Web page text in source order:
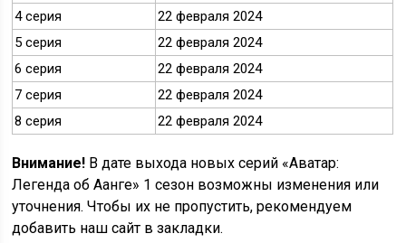
4 серия
22 февраля 2024
5 серия
22 февраля 2024
6 серия
22 февраля 2024
7 серия
22 февраля 2024
8 серия
22 февраля 2024
Внимание! В дате выхода новых серий «Аватар:
Легенда об Аанге» 1 сезон возможны изменения или
уточнения. Чтобы их не пропустить, рекомендуем
добавить наш сайт в закладки.